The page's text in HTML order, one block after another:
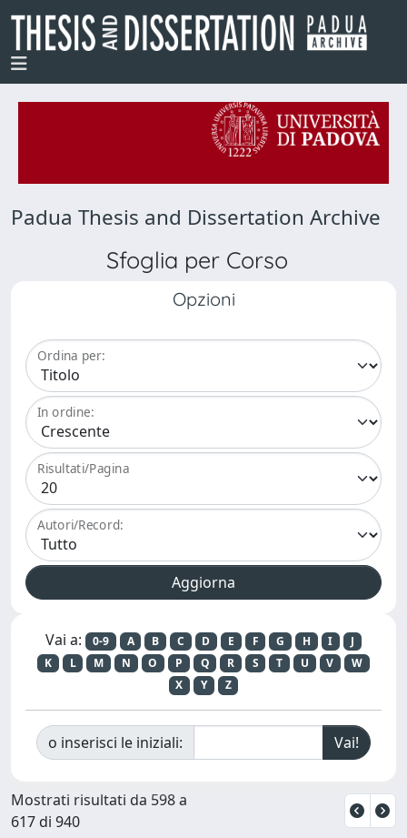
Padua Thesis and Dissertation Archive
Sfoglia per Corso
Opzioni
Ordina per:
In ordine:
Risultati/Pagina
Autori/Record:
Vai a: 0-9 A B C D E F G H I
J
K
L M N O P Q R S T U V
W
X
Y Z
o inserisci le iniziali:
Mostrati risultati da 598 a
617 di 940